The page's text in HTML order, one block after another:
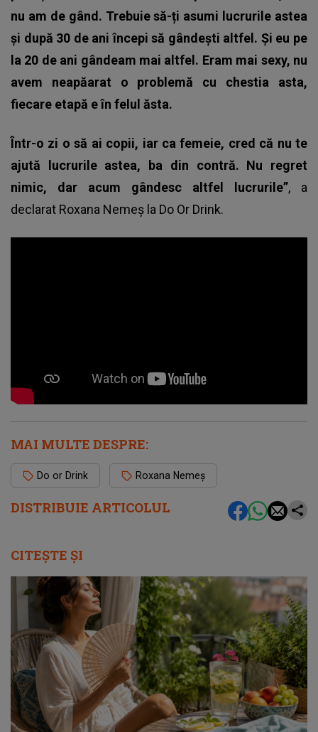
DISTRIBUIE ARTICOLUL
nu am de gând. Trebuie să-ți asumi lucrurile astea
și după 30 de ani începi să gândești altfel. Și eu pe
la 20 de ani gândeam mai altfel. Eram mai sexy, nu
avem neapăarat o problemă cu chestia asta,
fiecare etapă e în felul ăsta.
Într-o zi o să ai copii, iar ca femeie, cred că nu te
ajută lucrurile astea, ba din contră. Nu regret
nimic, dar acum gândesc altfel lucrurile”, a
declarat Roxana Nemeș la Do Or Drink.
MAI MULTE DESPRE:
Do or Drink Roxana Nemeș
CITEȘTE ȘI